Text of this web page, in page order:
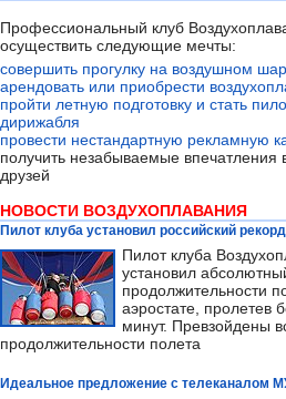
Профессиональный клуб
осуществить следующие мечты:
совершить прогулку на воздушном
арендовать или приобрести
пройти летную подготовку и стать
дирижабля
провести нестандартную рекламную
получить незабываемые впечатления
друзей
НОВОСТИ ВОЗДУХОПЛАВАНИЯ
Пилот клуба установил российский рекорд
Пилот клуба
установил
продолжительности
аэростате, пролетев
минут. Превзойдены
продолжительности полета
Идеальное предложение с телеканалом